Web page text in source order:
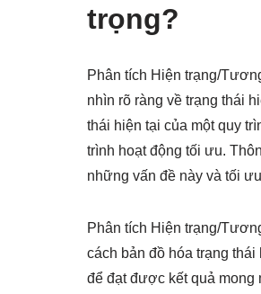
trọng?
Phân tích Hiện trạng/
nhìn rõ ràng về trạng thái
thái hiện tại của một quy
trình hoạt động tối ưu.
những vấn đề này và tối
Phân tích Hiện trạng/
cách bản đồ hóa trạng
để đạt được kết quả mong